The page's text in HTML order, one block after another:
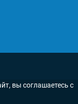
вы соглашаетесь с